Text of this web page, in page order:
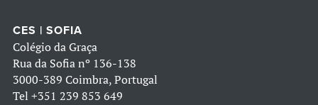
CES | SOFIA
Colégio da Graça
Rua da Sofia nº 136-138
3000-389 Coimbra, Portugal
Tel +351 239 853 649